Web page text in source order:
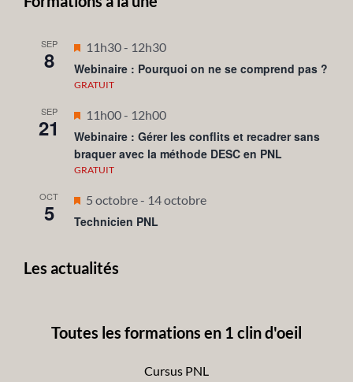
SEP
8
Mis
en
avant
11h30- 12h30
Webinaire : Pourquoi on ne se comprend pas ?
GRATUIT
SEP
21
Mis
en
avant
11h00- 12h00
Webinaire : Gérer les conflits et recadrer sans
braquer avec la méthode DESC en PNL
GRATUIT
OCT
5
Mis
en
5 octobre- 14 octobre
Technicien PNL
Les actualités
Toutes les formations en 1 clin d'oeil
Cursus PNL